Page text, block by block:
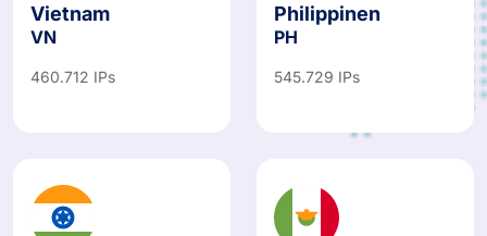
Vietnam
VN
460.712 IPs
Philippinen
PH
545.729 IPs